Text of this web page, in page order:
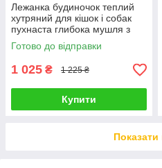
Лежанка будиночок теплий
хутряний для кішок і собак
пухнаста глибока мушля з
капюшоном 50 см, Сірий
Готово до відправки
1 025 ₴ 1 225 ₴
Купити